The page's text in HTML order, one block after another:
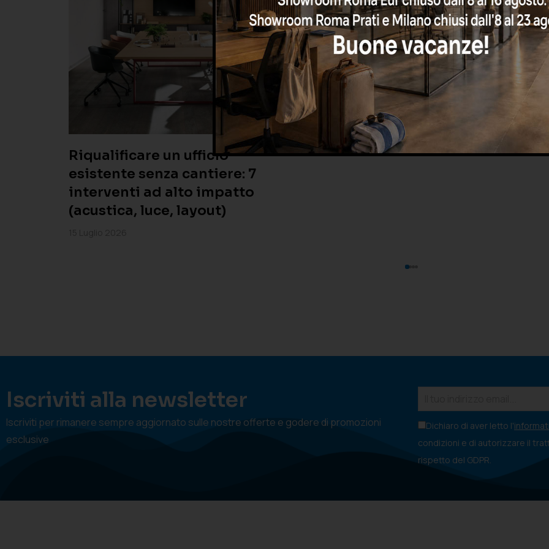
Riqualificare un ufficio
esistente senza cantiere: 7
interventi ad alto impatto
(acustica, luce, layout)
Area break in ufficio 2026: da
pausa caffè a social hub
relazionale (layout, arredi,
micro-cucine)
3 Luglio 2026
Iscriviti alla newsletter
Iscriviti per rimanere sempre aggiornato sulle nostre offerte e godere di promozioni
esclusive
Dichiaro di aver letto l'
condizioni e di autorizzare il
rispetto del GDPR.